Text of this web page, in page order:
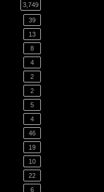
3,749
39
13
8
4
2
2
5
4
46
19
10
22
6